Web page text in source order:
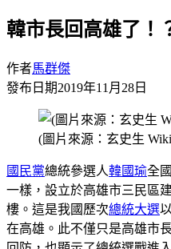
韓市長回高雄了！
作者馬群傑
發布日期2019年11月28日
(圖片來源：玄史生
國民黨總統參選人韓國瑜全
一樣，設立於高雄市三民區
樓。這是我國歷次總統大選
在高雄。此不僅只是高雄市